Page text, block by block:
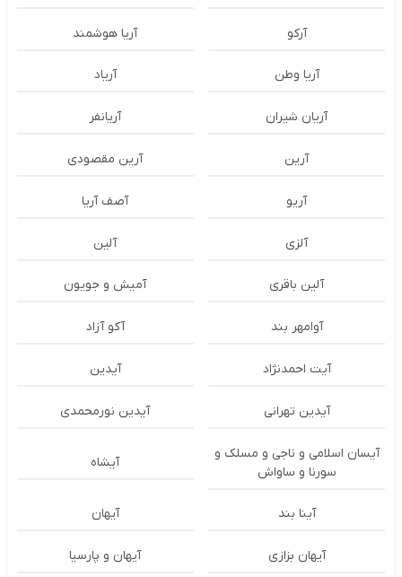
آرکو آریا هوشمند
آریا وطن آریاد
آریان شیران آریانفر
آرین آرین مقصودی
آریو آصف آریا
آلزی آلین
آلین باقری آمیش و جویون
آوامهر بند آکو آزاد
آیت احمدنژاد آیدین
آیدین تهرانی آیدین نورمحمدی
آیسان اسلامی و ناجی و مسلک و
سورنا و ساواش
آیشاه
آینا بند آیهان
آیهان بزازی آیهان و پارسیا